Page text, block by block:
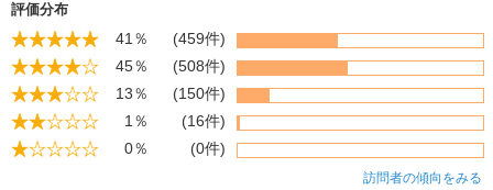
評価分布
41％
(459件)
45％
(508件)
13％
(150件)
1％
(16件)
0％
(0件)
訪問者の傾向をみる